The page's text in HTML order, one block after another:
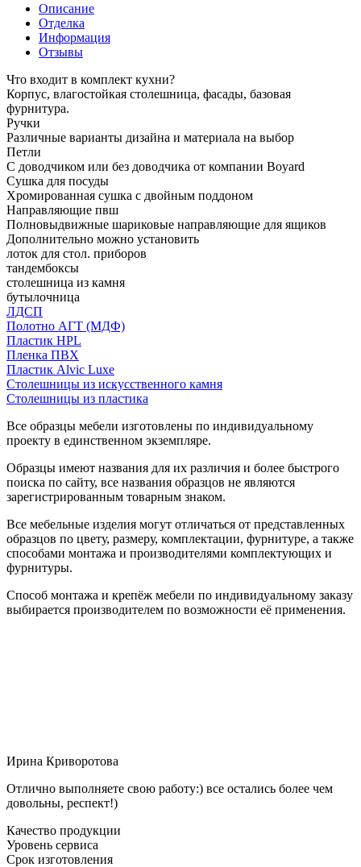
Описание
Отделка
Информация
Отзывы
Что входит в комплект кухни?
Корпус, влагостойкая столешница, фасады, базовая
фурнитура.
Ручки
Различные варианты дизайна и материала на выбор
Петли
С доводчиком или без доводчика от компании Boyard
Сушка для посуды
Хромированная сушка с двойным поддоном
Направляющие пвш
Полновыдвижные шариковые направляющие для ящиков
Дополнительно можно установить
лоток для стол. приборов
тандембоксы
столешница из камня
бутылочница
ЛДСП
Полотно АГТ (МДФ)
Пластик HPL
Пленка ПВХ
Пластик Alvic Luxe
Столешницы из искусственного камня
Столешницы из пластика
Все образцы мебели изготовлены по индивидуальному
проекту в единственном экземпляре.
Образцы имеют названия для их различия и более быстрого
поиска по сайту, все названия образцов не являются
зарегистрированным товарным знаком.
Все мебельные изделия могут отличаться от представленных
образцов по цвету, размеру, комплектации, фурнитуре, а также
способами монтажа и производителями комплектующих и
фурнитуры.
Способ монтажа и крепёж мебели по индивидуальному заказу
выбирается производителем по возможности её применения.
Ирина Криворотова
Отлично выполняете свою работу:) все остались более чем
довольны, респект!)
Качество продукции
Уровень сервиса
Срок изготовления